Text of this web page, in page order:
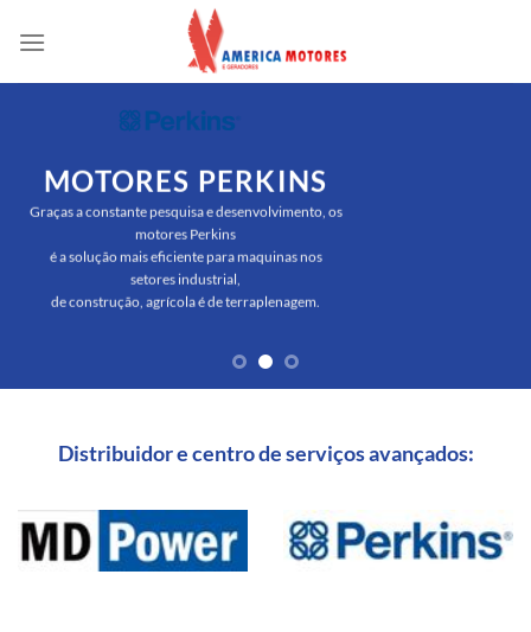
MOTORES PERKINS
Graças a constante pesquisa e desenvolvimento, os
motores Perkins
é a solução mais eficiente para maquinas nos
setores industrial,
de construção, agrícola é de terraplenagem.
Distribuidor e centro de serviços avançados: